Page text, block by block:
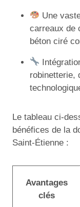
Une
carreaux de
béton ciré
robinetterie,
Le tableau ci-
bénéfices de la
Saint-Étienne :
Avantages
clés